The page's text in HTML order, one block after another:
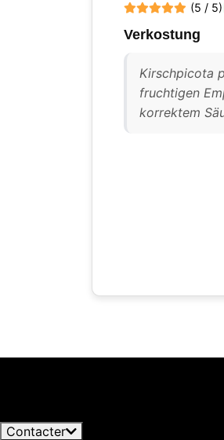
(5 / 5)
Verkostung
Kirschpicota
fruchtigen
korrektem
Contacter